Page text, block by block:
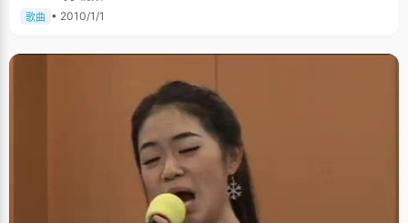
歌曲 • 2010/1/1